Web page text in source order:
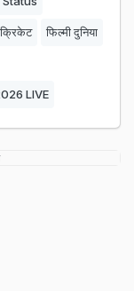
क्रिकेट फिल्मी दुनिया
LIVE